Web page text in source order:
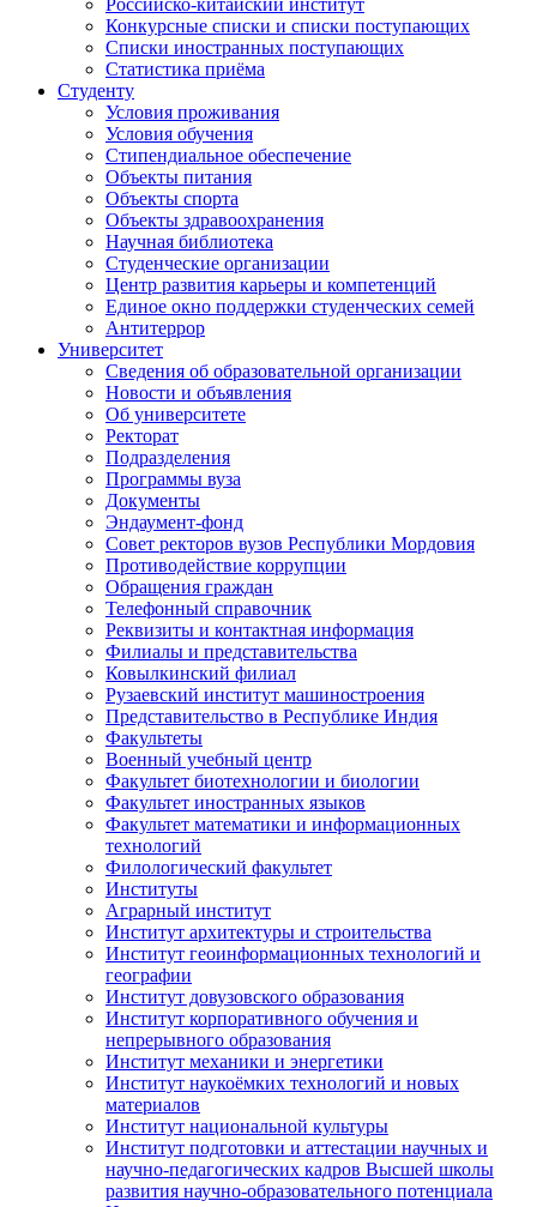
Конкурсные списки и списки поступающих
Списки иностранных поступающих
Статистика приёма
Студенту
Условия проживания
Условия обучения
Стипендиальное обеспечение
Объекты питания
Объекты спорта
Объекты здравоохранения
Научная библиотека
Студенческие организации
Центр развития карьеры и компетенций
Единое окно поддержки студенческих семей
Антитеррор
Университет
Сведения об образовательной организации
Новости и объявления
Об университете
Ректорат
Подразделения
Программы вуза
Документы
Эндаумент-фонд
Совет ректоров вузов Республики Мордовия
Противодействие коррупции
Обращения граждан
Телефонный справочник
Реквизиты и контактная информация
Филиалы и представительства
Ковылкинский филиал
Рузаевский институт машиностроения
Представительство в Республике Индия
Факультеты
Военный учебный центр
Факультет биотехнологии и биологии
Факультет иностранных языков
Факультет математики и информационных
технологий
Филологический факультет
Институты
Аграрный институт
Институт архитектуры и строительства
Институт геоинформационных технологий и
географии
Институт довузовского образования
Институт корпоративного обучения и
непрерывного образования
Институт механики и энергетики
Институт наукоёмких технологий и новых
материалов
Институт национальной культуры
Институт подготовки и аттестации научных и
научно-педагогических кадров Высшей школы
развития научно-образовательного потенциала